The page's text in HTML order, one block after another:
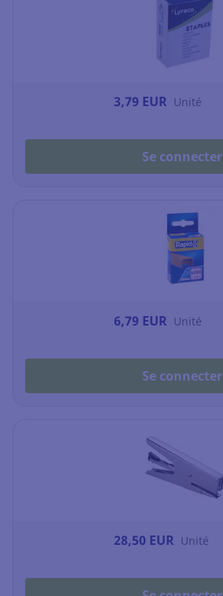
3,79 EUR Unité
Se connecter
6,79 EUR Unité
Se connecter
28,50 EUR Unité